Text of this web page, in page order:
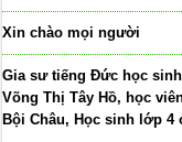
Xin chào mọi người
Gia sư tiếng Đức học
Võng Thị Tây Hồ, học
Bội Châu, Học sinh lớp 4